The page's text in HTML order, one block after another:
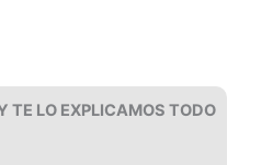
TE LO EXPLICAMOS TODO